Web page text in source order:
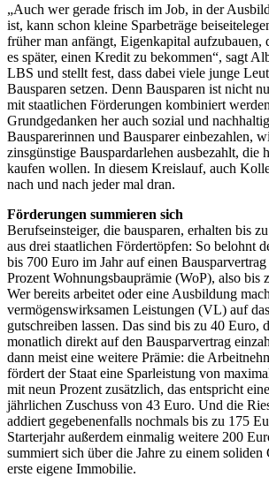
„Auch wer gerade frisch im Job, in der
ist, kann schon kleine Sparbeträge
früher man anfängt, Eigenkapital aufzubauen,
es später, einen Kredit zu bekommen“, sagt
LBS und stellt fest, dass dabei viele junge
Bausparen setzen. Denn Bausparen ist nicht
mit staatlichen Förderungen kombiniert
Grundgedanken her auch sozial und
Bausparerinnen und Bausparer einbezahlen,
zinsgünstige Bauspardarlehen ausbezahlt, die
kaufen wollen. In diesem Kreislauf, auch
nach und nach jeder mal dran.
Förderungen summieren sich
Berufseinsteiger, die bausparen, erhalten bis
aus drei staatlichen Fördertöpfen: So belohnt
bis 700 Euro im Jahr auf einen
Prozent Wohnungsbauprämie (WoP), also bis
Wer bereits arbeitet oder eine Ausbildung
vermögenswirksamen Leistungen (VL) auf
gutschreiben lassen. Das sind bis zu 40 Euro,
monatlich direkt auf den Bausparvertrag
dann meist eine weitere Prämie: die
fördert der Staat eine Sparleistung von
mit neun Prozent zusätzlich, das entspricht
jährlichen Zuschuss von 43 Euro. Und die
addiert gegebenenfalls nochmals bis zu 175
Starterjahr außerdem einmalig weitere 200
summiert sich über die Jahre zu einem
erste eigene Immobilie.